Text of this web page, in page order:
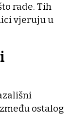
rade. Tih
vjeruju u
ostalog